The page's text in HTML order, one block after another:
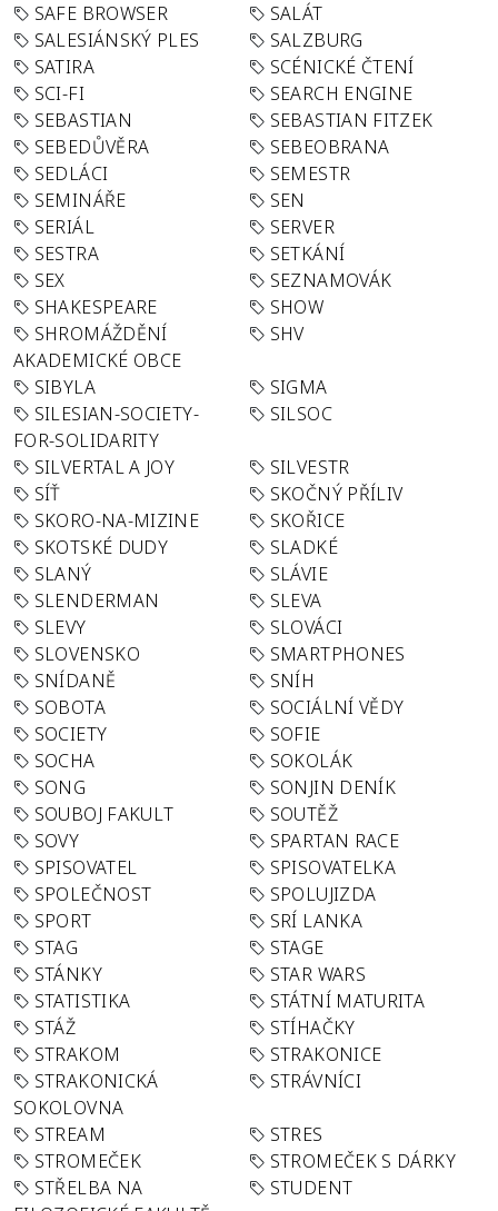
SAFE BROWSER
SALÁT
SALESIÁNSKÝ PLES
SALZBURG
SATIRA
SCÉNICKÉ ČTENÍ
SCI-FI
SEARCH ENGINE
SEBASTIAN
SEBASTIAN FITZEK
SEBEDŮVĚRA
SEBEOBRANA
SEDLÁCI
SEMESTR
SEMINÁŘE
SEN
SERIÁL
SERVER
SESTRA
SETKÁNÍ
SEX
SEZNAMOVÁK
SHAKESPEARE
SHOW
SHROMÁŽDĚNÍ
AKADEMICKÉ OBCE
SHV
SIBYLA
SIGMA
SILESIAN-SOCIETY-
FOR-SOLIDARITY
SILSOC
SILVERTAL A JOY
SILVESTR
SÍŤ
SKOČNÝ PŘÍLIV
SKORO-NA-MIZINE
SKOŘICE
SKOTSKÉ DUDY
SLADKÉ
SLANÝ
SLÁVIE
SLENDERMAN
SLEVA
SLEVY
SLOVÁCI
SLOVENSKO
SMARTPHONES
SNÍDANĚ
SNÍH
SOBOTA
SOCIÁLNÍ VĚDY
SOCIETY
SOFIE
SOCHA
SOKOLÁK
SONG
SONJIN DENÍK
SOUBOJ FAKULT
SOUTĚŽ
SOVY
SPARTAN RACE
SPISOVATEL
SPISOVATELKA
SPOLEČNOST
SPOLUJIZDA
SPORT
SRÍ LANKA
STAG
STAGE
STÁNKY
STAR WARS
STATISTIKA
STÁTNÍ MATURITA
STÁŽ
STÍHAČKY
STRAKOM
STRAKONICE
STRAKONICKÁ
SOKOLOVNA
STRÁVNÍCI
STREAM
STRES
STROMEČEK
STROMEČEK S DÁRKY
STŘELBA NA
STUDENT